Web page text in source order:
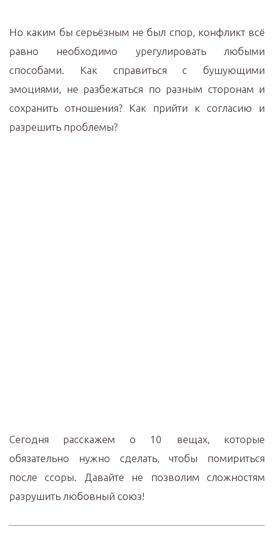
Но каким бы серьёзным не был спор, конфликт всё
равно необходимо урегулировать любыми
способами. Как справиться с бушующими
эмоциями, не разбежаться по разным сторонам и
сохранить отношения? Как прийти к согласию и
разрешить проблемы?
Сегодня расскажем о 10 вещах, которые
обязательно нужно сделать, чтобы помириться
после ссоры. Давайте не позволим сложностям
разрушить любовный союз!